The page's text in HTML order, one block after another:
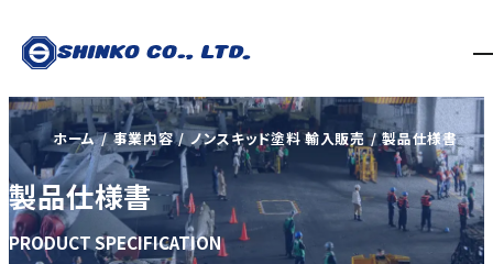
ホーム 事業内容 ノンスキッド塗料 輸入販売 製品仕様書
製品仕様書
PRODUCT SPECIFICATION